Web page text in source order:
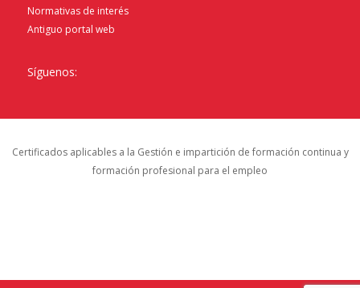
Normativas de interés
Antiguo portal web
Síguenos:
Certificados aplicables a la Gestión e impartición de formación continua y
formación profesional para el empleo